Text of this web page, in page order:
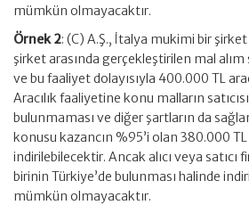
mümkün olmayacaktır.
Örnek 2: (C) A.Ş., İtalya mukimi bir
şirket arasında gerçekleştirilen mal alım
ve bu faaliyet dolayısıyla 400.000 TL
Aracılık faaliyetine konu malların satıcısı
bulunmaması ve diğer şartların da
konusu kazancın %95’i olan 380.000
indirilebilecektir. Ancak alıcı veya satıcı
birinin Türkiye’de bulunması halinde
mümkün olmayacaktır.